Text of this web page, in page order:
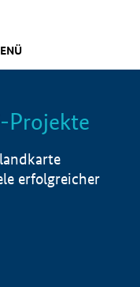
Info
Projekte
erfolgreicher